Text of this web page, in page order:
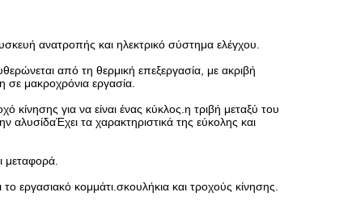
ανατροπής και ηλεκτρικό σύστημα ελέγχου.
από τη θερμική επεξεργασία, με ακριβή
σε μακροχρόνια εργασία.
για να είναι ένας κύκλος.η τριβή μεταξύ του
αλυσίδαΈχει τα χαρακτηριστικά της εύκολης και
μεταφορά.
εργασιακό κομμάτι.σκουλήκια και τροχούς κίνησης.